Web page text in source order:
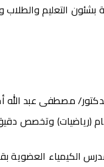
التعليم والطلاب
مصطفى عبد
وتخصص دقيق
الكيمياء العضوية